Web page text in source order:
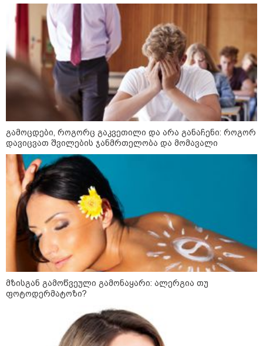
კატეგორიები
7
აგვისტო
დღის ზოგადი
ასტროლოგიური
პროგნოზი
ეს დღე გამოირჩევა სტაბილური და მშვიდი ენერგიით. კარგი
პერიოდია დაწყებული საქმეების ბოლომდე მოსაყვანად,
ფინანსური საკითხების გადასამოწმებლად და სამუშაო
სივრცის მოწესრიგებისთვის. თანმიმდევრული მოქმედება და
პრაქტიკული მიდგომა სასურველ შედეგს უდანაკარგოდ
მოგიტანთ.
უნდა მოასწროთ შემოდგომის
დადგომამდე
გამოცდები, როგორც გაკვეთილი და არა განაჩენი: როგორ
დავიცვათ შვილების ჯანმრთელობა და მომავალი
მზისგან გამოწვეული გამონაყარი: ალერგია თუ
ფოტოდერმატოზი?